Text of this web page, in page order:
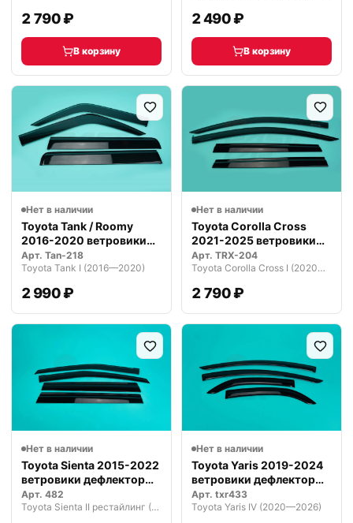
2 790 ₽
В корзину
2 490 ₽
В корзину
Нет в наличии
Toyota Tank / Roomy
2016-2020 ветровики
дефлектор…
Арт. Tan-218
Toyota Tank I (2016—2020)
2 990 ₽
Нет в наличии
Toyota Corolla Cross
2021-2025 ветровики
дефлекто…
Арт. TRX-204
Toyota Corolla Cross I (2020—2026)
2 790 ₽
Нет в наличии
Toyota Sienta 2015-2022
ветровики дефлекторы
окон…
Арт. 482
Toyota Sienta II рестайлинг (2018—2022)
Нет в наличии
Toyota Yaris 2019-2024
ветровики дефлекторы
окон…
Арт. txr433
Toyota Yaris IV (2020—2026)